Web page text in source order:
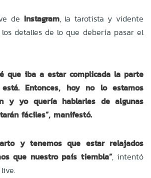
de Instagram, la tarotista y vidente
detalles de lo que debería pasar el
que iba a estar complicada la parte
Entonces, hoy no lo estamos
y yo quería hablarles de algunas
fáciles”, manifestó.
y tenemos que estar relajados
que nuestro país tiembla”, intentó